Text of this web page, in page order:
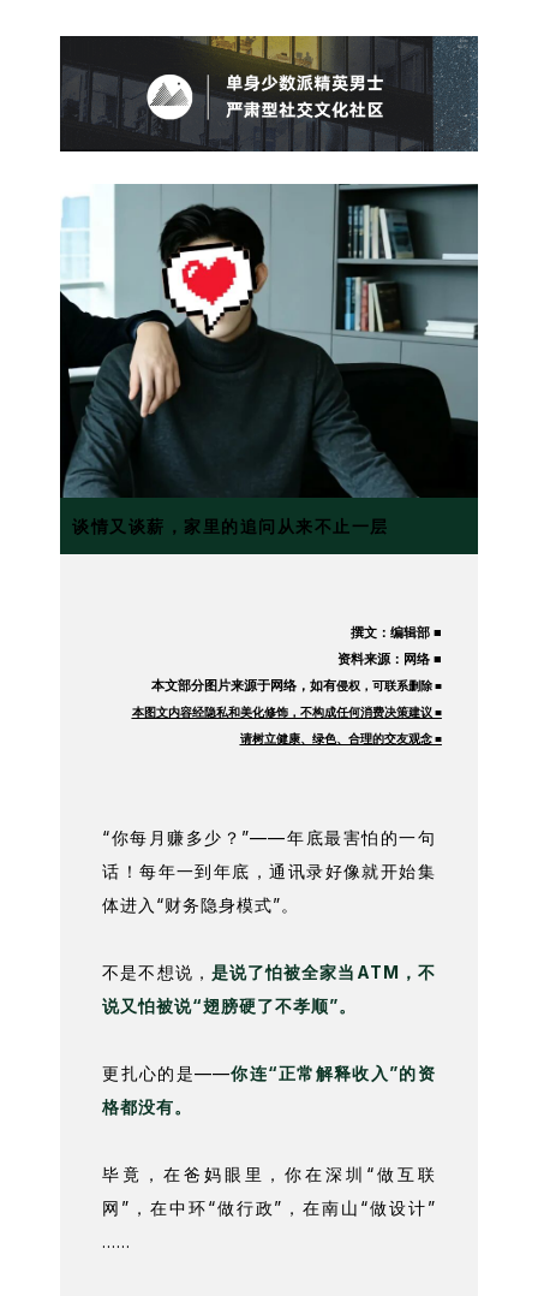
谈情又谈薪，家里的追问从来不止一层
撰文：编辑部 ■
资料来源：网络 ■
本文部分图片来源于网络，如有侵权，可联系删除 ■
本图文内容经隐私和美化修饰，不构成任何消费决策建议 ■
请树立健康、绿色、合理的交友观念 ■
“你每月赚多少？”——年底最害怕的一句
话！每年一到年底，通讯录好像就开始集
体进入“财务隐身模式”。
不是不想说， 是说了怕被全家当ATM，不
说又怕被说“翅膀硬了不孝顺”。
更扎心的是——你连“正常解释收入”的资
格都没有。
毕竟，在爸妈眼里，你在深圳“做互联
网”，在中环“做行政”，在南山“做设计”
……